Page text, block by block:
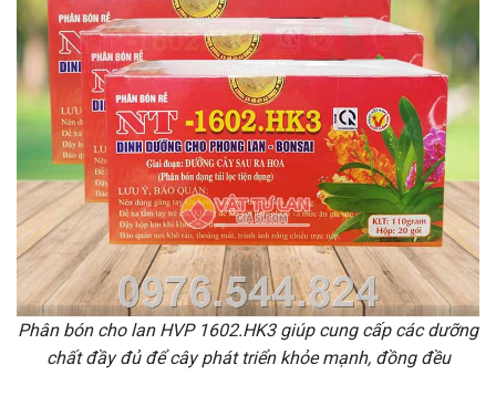
Phân bón cho lan HVP 1602.HK3 giúp cung cấp các dưỡng
chất đầy đủ để cây phát triển khỏe mạnh, đồng đều